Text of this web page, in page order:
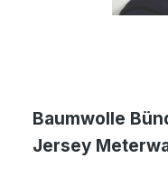
Baumwolle
Jersey